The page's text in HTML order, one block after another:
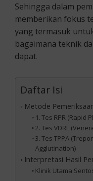
Sehingga dalam
memberikan fokus
yang termasuk
bagaimana teknik
dapat.
Daftar Isi
Metode
1. Tes RPR (Rapid
2. Tes VDRL
3. Tes TPPA
Agglutination)
Interpretasi Hasil
Klinik Utama